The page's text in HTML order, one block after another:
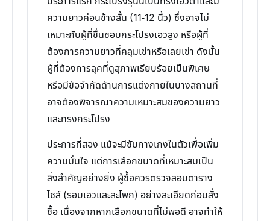
ความยาวค่อนข้างสั้น (11-12 นิ้ว) ซึ่งอาจไม่
เหมาะกับผู้ที่ชื่นชอบกระโปรงเอวสูง หรือผู้ที่
ต้องการความยาวที่คลุมเข่าหรือเลยเข่า ดังนั้น
ผู้ที่ต้องการลุคที่ดูสุภาพเรียบร้อยเป็นพิเศษ
หรือมีข้อจำกัดด้านการแต่งกายในบางสถานที่
อาจต้องพิจารณาความเหมาะสมของความยาว
และทรงกระโปรง
ประการที่สอง แม้จะมีซับกางเกงในตัวเพื่อเพิ่ม
ความมั่นใจ แต่การเลือกขนาดที่เหมาะสมเป็น
สิ่งสำคัญอย่างยิ่ง ผู้ซื้อควรตรวจสอบตาราง
ไซส์ (รอบเอวและสะโพก) อย่างละเอียดก่อนสั่ง
ซื้อ เนื่องจากหากเลือกขนาดที่ไม่พอดี อาจทำให้